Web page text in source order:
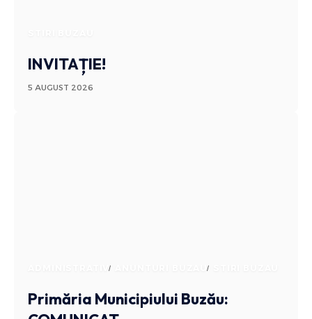
INVITAȚIE!
5 AUGUST 2026
ADMINISTRATIV ANUNTURI BUZAU
Primăria Municipiului Buzău: